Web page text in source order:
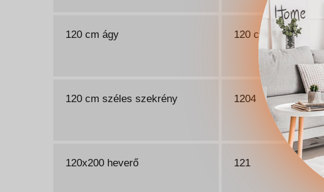
120 cm ágy 120 cm
120 cm széles szekrény 1204
120x200 heverő 121